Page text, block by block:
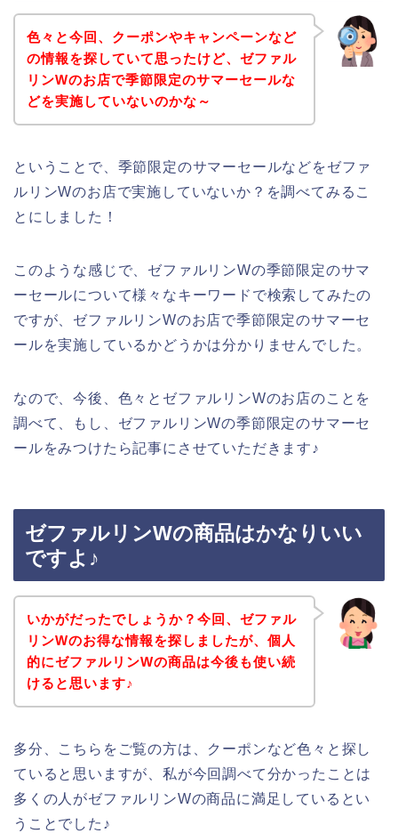
色々と今回、クーポンやキャンペーンなど
の情報を探していて思ったけど、ゼファル
リンWのお店で季節限定のサマーセールな
どを実施していないのかな～
ということで、季節限定のサマーセールなどをゼファ
ルリンWのお店で実施していないか？を調べてみるこ
とにしました！
このような感じで、ゼファルリンWの季節限定のサマ
ーセールについて様々なキーワードで検索してみたの
ですが、ゼファルリンWのお店で季節限定のサマーセ
ールを実施しているかどうかは分かりませんでした。
なので、今後、色々とゼファルリンWのお店のことを
調べて、もし、ゼファルリンWの季節限定のサマーセ
ールをみつけたら記事にさせていただきます♪
ゼファルリンWの商品はかなりいい
ですよ♪
いかがだったでしょうか？今回、ゼファル
リンWのお得な情報を探しましたが、個人
的にゼファルリンWの商品は今後も使い続
けると思います♪
多分、こちらをご覧の方は、クーポンなど色々と探し
ていると思いますが、私が今回調べて分かったことは
多くの人がゼファルリンWの商品に満足しているとい
うことでした♪